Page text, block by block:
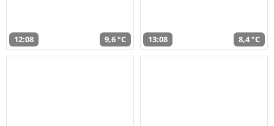
12:08 9,6 °C 13:08 8,4 °C